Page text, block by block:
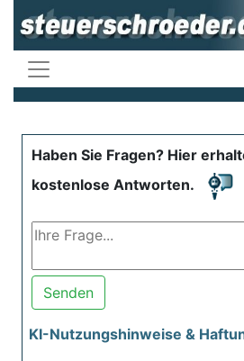
Haben Sie Fragen? Hier
kostenlose Antworten.
Senden
KI-Nutzungshinweise &